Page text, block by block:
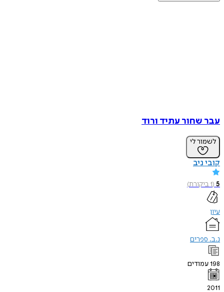
עבר שחור עתיד ורוד
לשמור לי
קובי ניב
5
(
1ביקורת)
עיון
נ.ב. ספרים
198עמודים
2011